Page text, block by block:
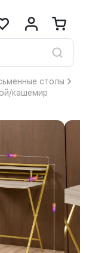
столы
кашемир